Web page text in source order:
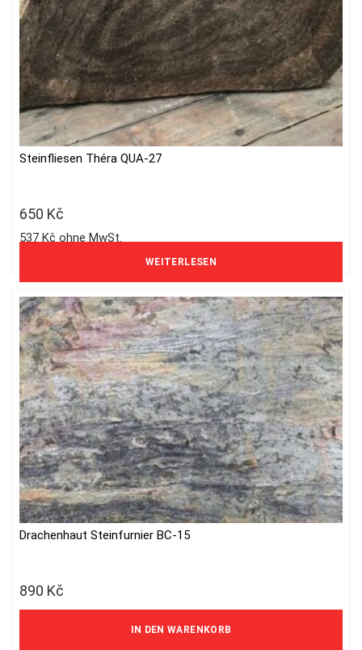
Nicht vorrätig
Steinfliesen Théra QUA-27
650 Kč
537 Kč ohne MwSt.
WEITERLESEN
Drachenhaut Steinfurnier BC-15
890 Kč
736 Kč ohne MwSt.
IN DEN WARENKORB